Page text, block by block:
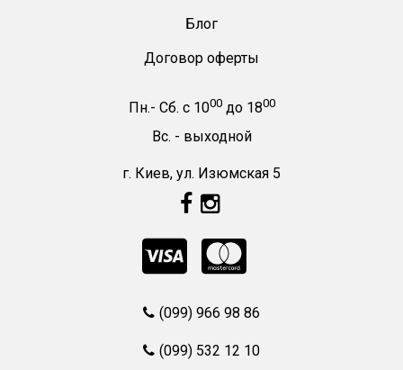
Блог
Договор оферты
Пн.- Сб. с1000 до1800
Вс. - выходной
г. Киев, ул. Изюмская 5
(099) 966 98 86
(099) 532 12 10